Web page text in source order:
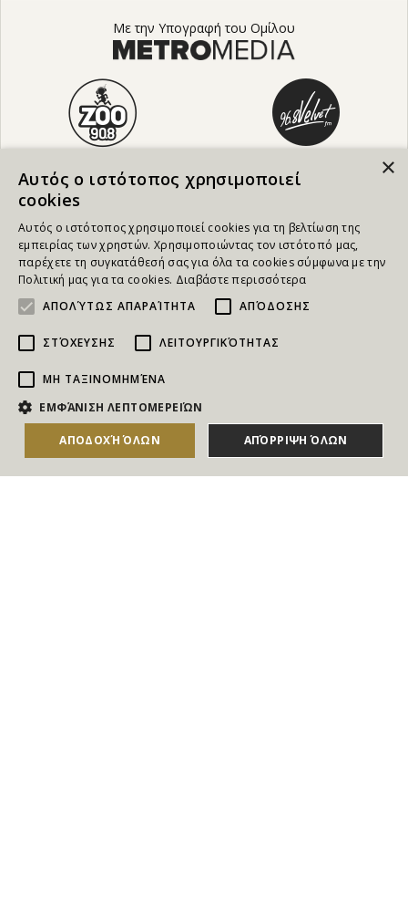
ΑΓΟΡΑΣΕ ΤΟ
Με την Υπογραφή του Ομίλου
NEWSLETTER
Για να ενημερώνεστε άμεσα για τους Διαγωνισμούς, τα
Δώρα, τις Νέες Προσφορές & τις Νέες Δωροεπιταγές
×
Αυτός ο ιστότοπος χρησιμοποιεί
cookies
Αυτός ο ιστότοπος χρησιμοποιεί cookies για τη βελτίωση της
εμπειρίας των χρηστών. Χρησιμοποιώντας τον ιστότοπό μας,
παρέχετε τη συγκατάθεσή σας για όλα τα cookies σύμφωνα με την
Πολιτική μας για τα cookies. Διαβάστε περισσότερα
ΑΠΟΛΎΤΩΣ ΑΠΑΡΑΊΤΗΤΑ
ΑΠΌΔΟΣΗΣ
ΣΤΌΧΕΥΣΗΣ ΛΕΙΤΟΥΡΓΙΚΌΤΗΤΑΣ
ΜΗ ΤΑΞΙΝΟΜΗΜΈΝΑ
ΕΜΦΆΝΙΣΗ ΛΕΠΤΟΜΕΡΕΙΏΝ
ΑΠΟΔΟΧΉ ΌΛΩΝ ΑΠΌΡΡΙΨΗ ΌΛΩΝ